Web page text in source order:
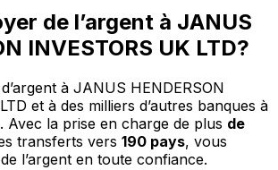
de l’argent à JANUS
INVESTORS UK LTD?
à JANUS HENDERSON
et à des milliers d’autres banques à
Avec la prise en charge de plus de
transferts vers 190 pays, vous
l’argent en toute confiance.